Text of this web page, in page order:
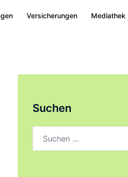
Versicherungen
Mediathek
Suchen